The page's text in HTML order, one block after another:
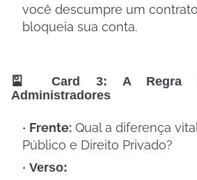
você descumpre um
bloqueia sua conta.
🎴 Card 3: A Regra
Administradores
Frente: Qual a diferença
Público e Direito Privado?
Verso: